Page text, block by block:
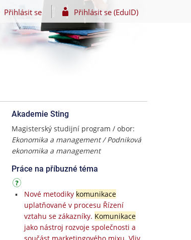
Přihlásit se Přihlásit se (EduID)
Akademie Sting
Magisterský studijní program / obor:
Ekonomika a management / Podniková
ekonomika a management
Práce na příbuzné téma
Nové metodiky komunikace
uplatňované v procesu Řízení
vztahu se zákazníky. Komunikace
jako nástroj rozvoje společnosti a